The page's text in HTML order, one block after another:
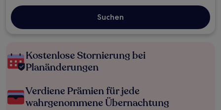
Suchen
Kostenlose Stornierung bei
Planänderungen
Verdiene Prämien für jede
wahrgenommene Übernachtung